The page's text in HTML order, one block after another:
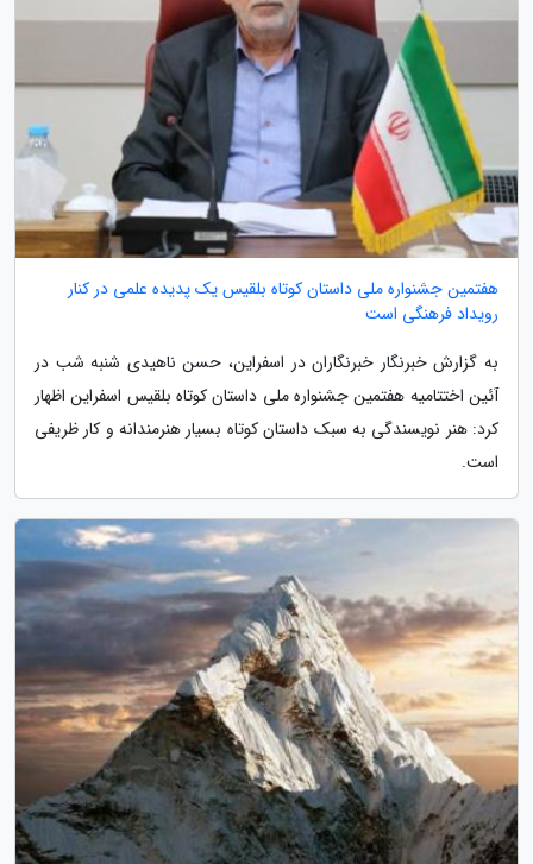
هفتمین جشنواره ملی داستان کوتاه بلقیس یک پدیده علمی در کنار
رویداد فرهنگی است
به گزارش خبرنگار خبرنگاران در اسفراین، حسن ناهیدی شنبه شب در
آئین اختتامیه هفتمین جشنواره ملی داستان کوتاه بلقیس اسفراین اظهار
کرد: هنر نویسندگی به سبک داستان کوتاه بسیار هنرمندانه و کار ظریفی
است.